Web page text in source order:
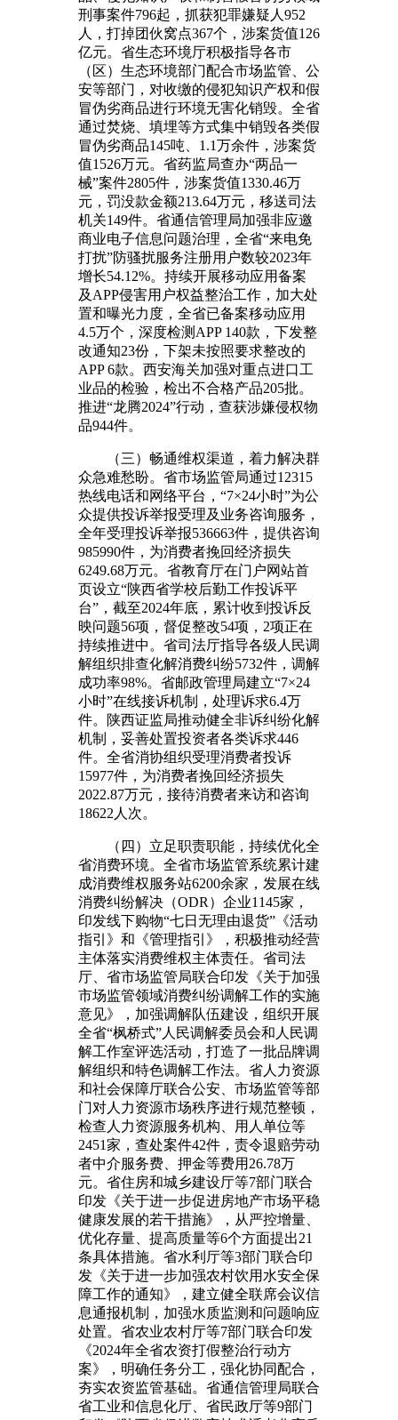
刑事案件796起，抓获犯罪嫌疑人952
人，打掉团伙窝点367个，涉案货值126
亿元。省生态环境厅积极指导各市
（区）生态环境部门配合市场监管、公
安等部门，对收缴的侵犯知识产权和假
冒伪劣商品进行环境无害化销毁。全省
通过焚烧、填埋等方式集中销毁各类假
冒伪劣商品145吨、1.1万余件，涉案货
值1526万元。省药监局查办“两品一
械”案件2805件，涉案货值1330.46万
元，罚没款金额213.64万元，移送司法
机关149件。省通信管理局加强非应邀
商业电子信息问题治理，全省“来电免
打扰”防骚扰服务注册用户数较2023年
增长54.12%。持续开展移动应用备案
及APP侵害用户权益整治工作，加大处
置和曝光力度，全省已备案移动应用
4.5万个，深度检测APP 140款，下发整
改通知23份，下架未按照要求整改的
APP 6款。西安海关加强对重点进口工
业品的检验，检出不合格产品205批。
推进“龙腾2024”行动，查获涉嫌侵权物
品944件。
（三）畅通维权渠道，着力解决群
众急难愁盼。省市场监管局通过12315
热线电话和网络平台，“7×24小时”为公
众提供投诉举报受理及业务咨询服务，
全年受理投诉举报536663件，提供咨询
985990件，为消费者挽回经济损失
6249.68万元。省教育厅在门户网站首
页设立“陕西省学校后勤工作投诉平
台”，截至2024年底，累计收到投诉反
映问题56项，督促整改54项，2项正在
持续推进中。省司法厅指导各级人民调
解组织排查化解消费纠纷5732件，调解
成功率98%。省邮政管理局建立“7×24
小时”在线接诉机制，处理诉求6.4万
件。陕西证监局推动健全非诉纠纷化解
机制，妥善处置投资者各类诉求446
件。全省消协组织受理消费者投诉
15977件，为消费者挽回经济损失
2022.87万元，接待消费者来访和咨询
18622人次。
（四）立足职责职能，持续优化全
省消费环境。全省市场监管系统累计建
成消费维权服务站6200余家，发展在线
消费纠纷解决（ODR）企业1145家，
印发线下购物“七日无理由退货”《活动
指引》和《管理指引》，积极推动经营
主体落实消费维权主体责任。省司法
厅、省市场监管局联合印发《关于加强
市场监管领域消费纠纷调解工作的实施
意见》，加强调解队伍建设，组织开展
全省“枫桥式”人民调解委员会和人民调
解工作室评选活动，打造了一批品牌调
解组织和特色调解工作法。省人力资源
和社会保障厅联合公安、市场监管等部
门对人力资源市场秩序进行规范整顿，
检查人力资源服务机构、用人单位等
2451家，查处案件42件，责令退赔劳动
者中介服务费、押金等费用26.78万
元。省住房和城乡建设厅等7部门联合
印发《关于进一步促进房地产市场平稳
健康发展的若干措施》，从严控增量、
优化存量、提高质量等6个方面提出21
条具体措施。省水利厅等3部门联合印
发《关于进一步加强农村饮用水安全保
障工作的通知》，建立健全联席会议信
息通报机制，加强水质监测和问题响应
处置。省农业农村厅等7部门联合印发
《2024年全省农资打假整治行动方
案》，明确任务分工，强化协同配合，
夯实农资监管基础。省通信管理局联合
省工业和信息化厅、省民政厅等9部门